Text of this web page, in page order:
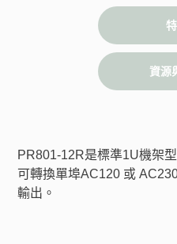
資源
PR801-12R是標準1U機架
可轉換單埠AC120 或
輸出。